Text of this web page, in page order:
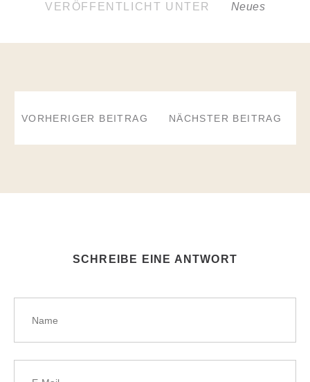
VERÖFFENTLICHT UNTER Neues
VORHERIGER BEITRAG NÄCHSTER BEITRAG
SCHREIBE EINE ANTWORT